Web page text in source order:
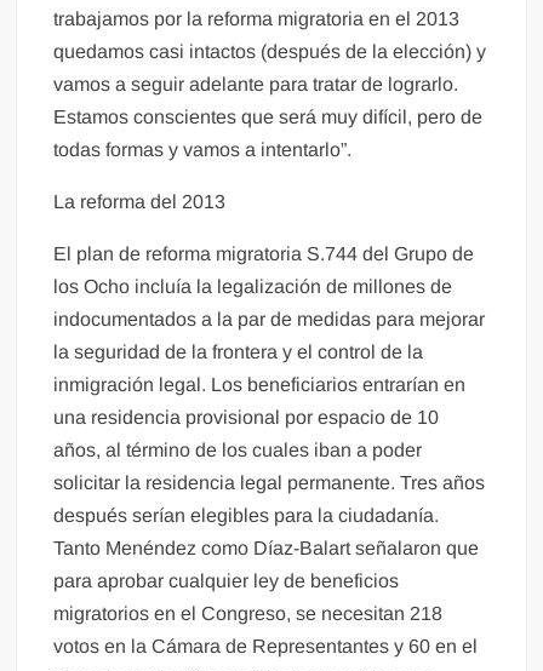
trabajamos por la reforma migratoria en el 2013
quedamos casi intactos (después de la elección) y
vamos a seguir adelante para tratar de lograrlo.
Estamos conscientes que será muy difícil, pero de
todas formas y vamos a intentarlo”.
La reforma del 2013
El plan de reforma migratoria S.744 del Grupo de
los Ocho incluía la legalización de millones de
indocumentados a la par de medidas para mejorar
la seguridad de la frontera y el control de la
inmigración legal. Los beneficiarios entrarían en
una residencia provisional por espacio de 10
años, al término de los cuales iban a poder
solicitar la residencia legal permanente. Tres años
después serían elegibles para la ciudadanía.
Tanto Menéndez como Díaz-Balart señalaron que
para aprobar cualquier ley de beneficios
migratorios en el Congreso, se necesitan 218
votos en la Cámara de Representantes y 60 en el